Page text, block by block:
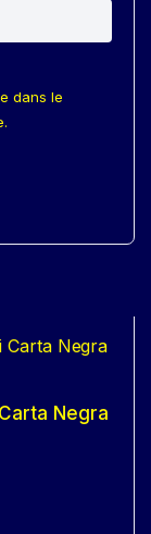
dans le
Negra